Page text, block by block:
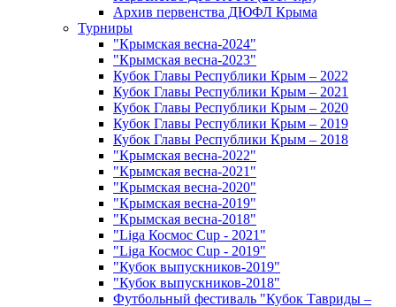
Архив первенства ДЮФЛ Крыма
Турниры
"Крымская весна-2024"
"Крымская весна-2023"
Кубок Главы Республики Крым – 2022
Кубок Главы Республики Крым – 2021
Кубок Главы Республики Крым – 2020
Кубок Главы Республики Крым – 2019
Кубок Главы Республики Крым – 2018
"Крымская весна-2022"
"Крымская весна-2021"
"Крымская весна-2020"
"Крымская весна-2019"
"Крымская весна-2018"
"Liga Космос Cup - 2021"
"Liga Космос Cup - 2019"
"Кубок выпускников-2019"
"Кубок выпускников-2018"
Футбольный фестиваль "Кубок Тавриды –